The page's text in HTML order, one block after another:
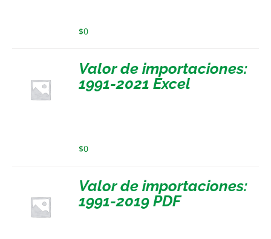
$0
Valor de importaciones:
1991-2021 Excel
$0
Valor de importaciones:
1991-2019 PDF